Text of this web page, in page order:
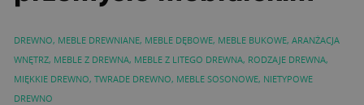
DREWNO, MEBLE DREWNIANE, MEBLE DĘBOWE, MEBLE BUKOWE, ARANŻACJA
WNĘTRZ, MEBLE Z DREWNA, MEBLE Z LITEGO DREWNA, RODZAJE DREWNA,
MIĘKKIE DREWNO, TWRADE DREWNO, MEBLE SOSONOWE, NIETYPOWE
DREWNO